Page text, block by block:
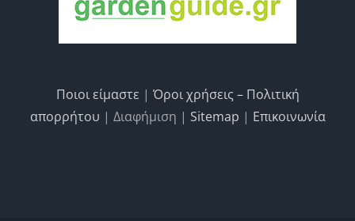
Ποιοι είμαστε | Όροι χρήσεις – Πολιτική
απορρήτου | Διαφήμιση | Sitemap | Επικοινωνία